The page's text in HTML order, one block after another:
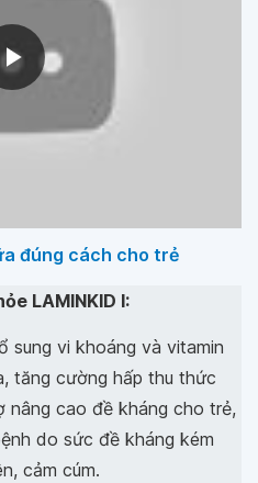
đúng cách cho trẻ
LAMINKID I:
sung vi khoáng và vitamin
tăng cường hấp thu thức
nâng cao đề kháng cho trẻ,
do sức đề kháng kém
cảm cúm.